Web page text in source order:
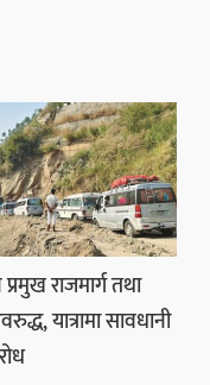
राजमार्ग तथा
यात्रामा सावधानी